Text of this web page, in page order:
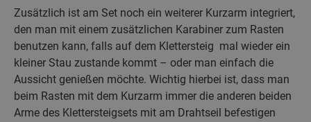
Zusätzlich ist am Set noch ein weiterer Kurzarm integriert,
den man mit einem zusätzlichen Karabiner zum Rasten
benutzen kann, falls auf dem Klettersteig mal wieder ein
kleiner Stau zustande kommt – oder man einfach die
Aussicht genießen möchte. Wichtig hierbei ist, dass man
beim Rasten mit dem Kurzarm immer die anderen beiden
Arme des Klettersteigsets mit am Drahtseil befestigen